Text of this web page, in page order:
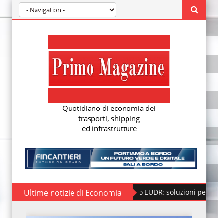
Quotidiano di economia dei
trasporti, shipping
ed infrastrutture
Ultime notizie di Economia
Regolamento EUDR: soluzioni per la nuova due